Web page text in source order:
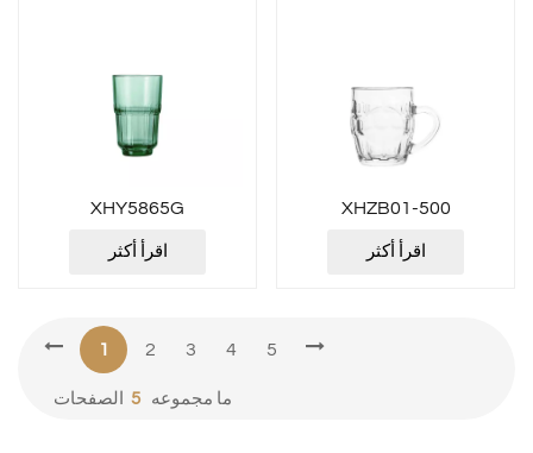
XHY5865G
اقرأ أكثر
XHZB01-500
اقرأ أكثر
1 2 3 4 5
ما مجموعه 5 الصفحات